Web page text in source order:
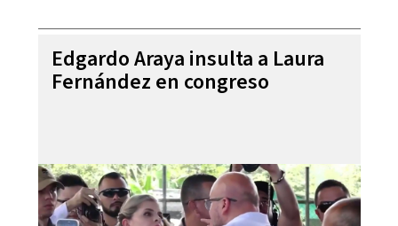
Edgardo Araya insulta a Laura
Fernández en congreso